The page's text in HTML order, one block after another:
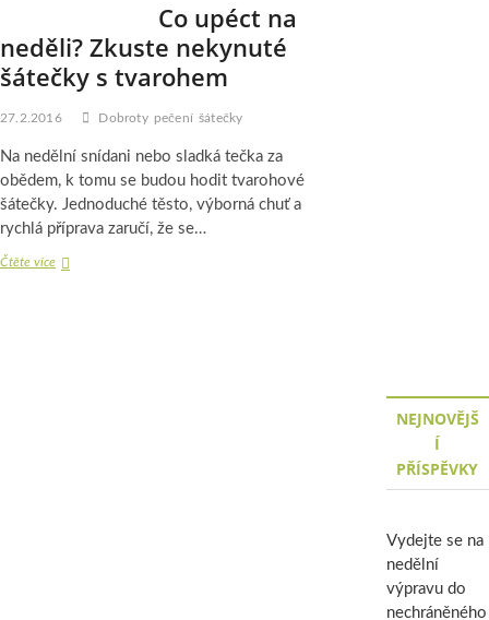
Chybět
nebude
ani
štóla
Co upéct na
neděli? Zkuste nekynuté
šátečky s tvarohem
27.2.2016 Dobroty pečení šátečky
Na nedělní snídani nebo sladká tečka za
obědem, k tomu se budou hodit tvarohové
šátečky. Jednoduché těsto, výborná chuť a
rychlá příprava zaručí, že se…
Čtěte víceCo
NEJNOVĚJŠ
Í
PŘÍSPĚVKY
Vydejte se na
nedělní
výpravu do
nechráněného